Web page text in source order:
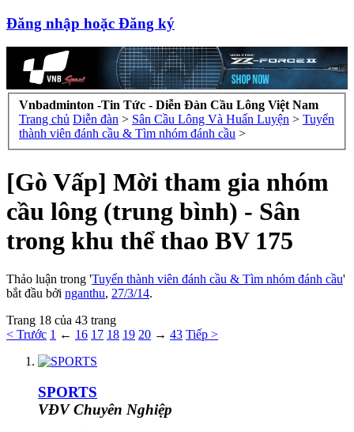
Đăng nhập hoặc Đăng ký
Vnbadminton -Tin Tức - Diễn Đàn Cầu Lông Việt Nam
Trang chủ Diễn đàn > Sân Cầu Lông Và Huấn Luyện > Tuyển
thành viên đánh cầu & Tìm nhóm đánh cầu >
[Gò Vấp] Mời tham gia nhóm
cầu lông (trung bình) - Sân
trong khu thể thao BV 175
Thảo luận trong 'Tuyển thành viên đánh cầu & Tìm nhóm đánh cầu'
bắt đầu bởi nganthu, 27/3/14.
Trang 18 của 43 trang
< Trước 1 ← 16 17 18 19 20 → 43 Tiếp >
SPORTS
VĐV Chuyên Nghiệp